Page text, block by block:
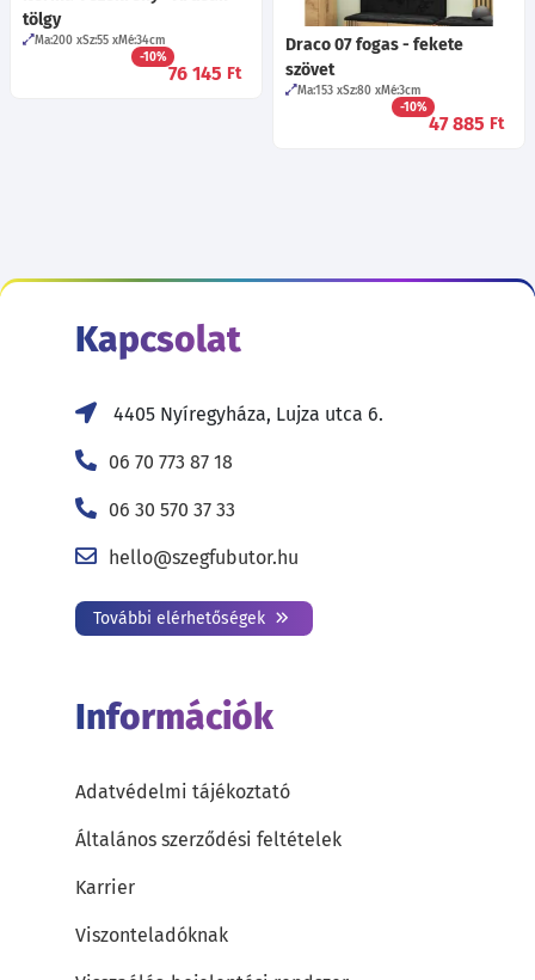
tölgy
Ma:200 Sz:55 Mé:34cm
-10%
76 145 Ft
Draco 07 fogas - fekete
szövet
Ma:153 Sz:80 Mé:3cm
-10%
47 885 Ft
Kapcsolat
4405 Nyíregyháza, Lujza utca 6.
06 70 773 87 18
06 30 570 37 33
hello@szegfubutor.hu
További elérhetőségek
Információk
Adatvédelmi tájékoztató
Általános szerződési feltételek
Karrier
Viszonteladóknak